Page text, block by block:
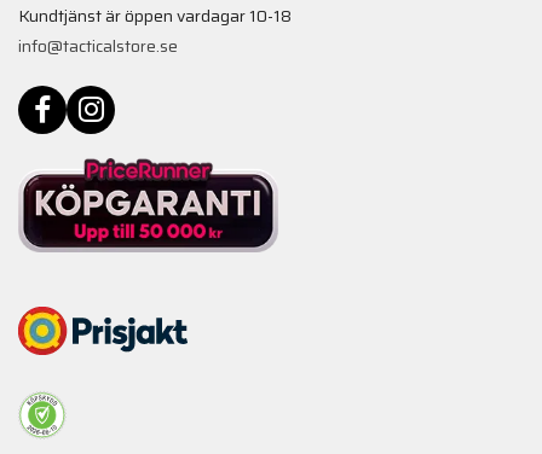
Kundtjänst är öppen vardagar 10-18
info@tacticalstore.se